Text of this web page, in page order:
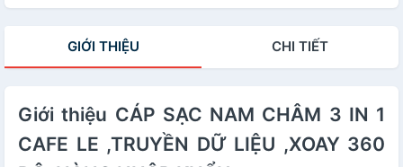
GIỚI THIỆU CHI TIẾT
Giới thiệu CÁP SẠC NAM CHÂM 3 IN 1
CAFE LE ,TRUYỀN DỮ LIỆU ,XOAY 360